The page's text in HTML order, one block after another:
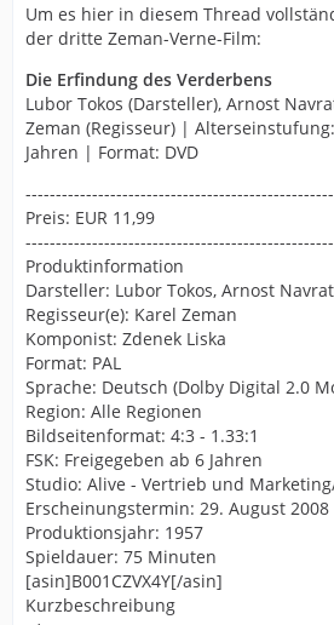
Um es hier in diesem Thread
der dritte Zeman-Verne-Film:
Die Erfindung des Verderbens
Lubor Tokos (Darsteller), Arnost
Zeman (Regisseur) |
Jahren | Format: DVD
Preis: EUR 11,99
Produktinformation
Darsteller: Lubor Tokos, Arnost
Regisseur(e): Karel Zeman
Komponist: Zdenek Liska
Format: PAL
Sprache: Deutsch (Dolby Digital 2.0
Region: Alle Regionen
Bildseitenformat: 4:3 - 1.33:1
FSK: Freigegeben ab 6 Jahren
Studio: Alive - Vertrieb und
Erscheinungstermin: 29. August 2008
Produktionsjahr: 1957
Spieldauer: 75 Minuten
[asin]B001CZVX4Y[/asin]
Kurzbeschreibung